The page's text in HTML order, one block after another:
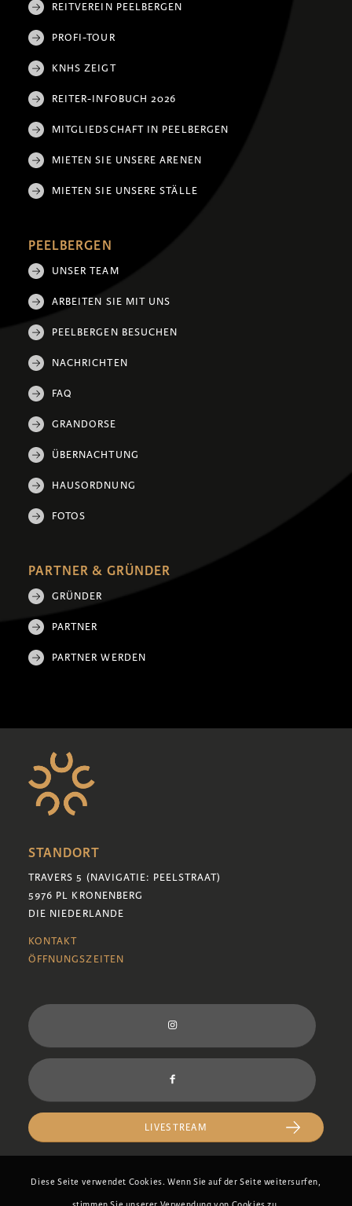
REITVEREIN PEELBERGEN
PROFI-TOUR
KNHS ZEIGT
REITER-INFOBUCH 2026
MITGLIEDSCHAFT IN PEELBERGEN
MIETEN SIE UNSERE ARENEN
MIETEN SIE UNSERE STÄLLE
PEELBERGEN
UNSER TEAM
ARBEITEN SIE MIT UNS
PEELBERGEN BESUCHEN
NACHRICHTEN
FAQ
GRANDORSE
ÜBERNACHTUNG
HAUSORDNUNG
FOTOS
PARTNER & GRÜNDER
GRÜNDER
PARTNER
PARTNER WERDEN
STANDORT
TRAVERS 5 (NAVIGATIE: PEELSTRAAT)
5976 PL KRONENBERG
DIE NIEDERLANDE
KONTAKT
ÖFFNUNGSZEITEN
LIVESTREAM
Diese Seite verwendet Cookies. Wenn Sie auf der Seite weitersurfen,